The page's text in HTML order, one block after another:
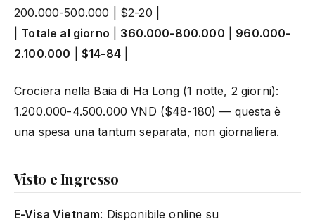
200.000-500.000 | $2-20 |
Totale al giorno 360.000-800.000
960.000-
2.100.000
$14-84|
Crociera nella Baia di Ha Long (1 notte, 2 giorni):
1.200.000-4.500.000 VND ($48-180) — questa è
una spesa una tantum separata, non giornaliera.
Visto e Ingresso
E-Visa Vietnam: Disponibile online su